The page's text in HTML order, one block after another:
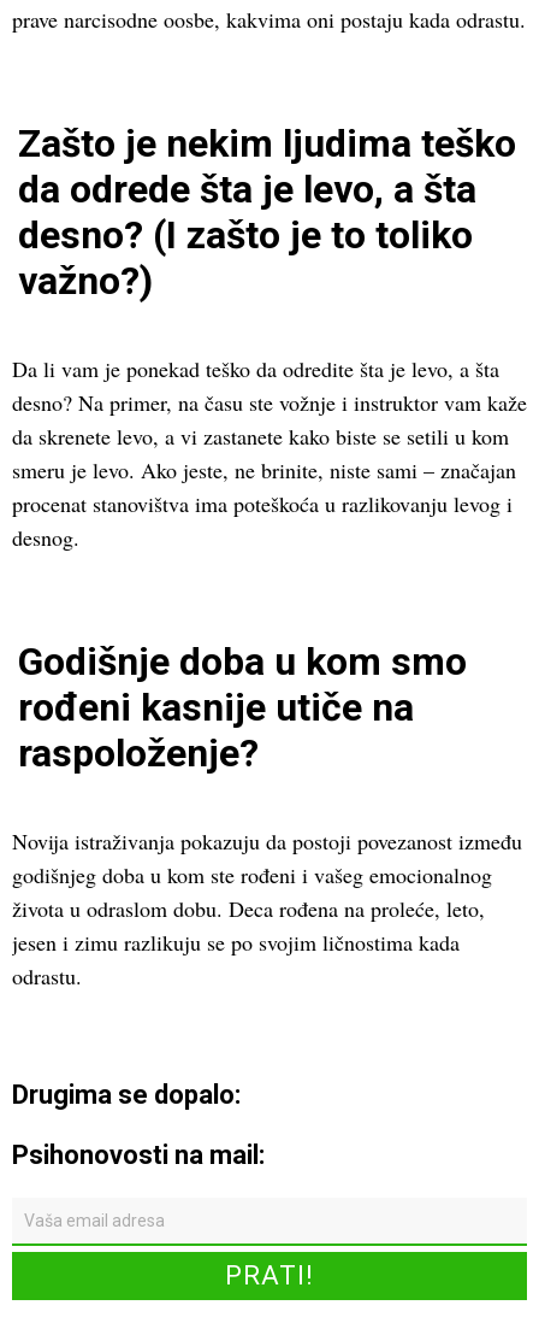
prave narcisodne oosbe, kakvima oni postaju kada odrastu.
Zašto je nekim ljudima teško
da odrede šta je levo, a šta
desno? (I zašto je to toliko
važno?)
Da li vam je ponekad teško da odredite šta je levo, a šta
desno? Na primer, na času ste vožnje i instruktor vam kaže
da skrenete levo, a vi zastanete kako biste se setili u kom
smeru je levo. Ako jeste, ne brinite, niste sami – značajan
procenat stanovištva ima poteškoća u razlikovanju levog i
desnog.
Godišnje doba u kom smo
rođeni kasnije utiče na
raspoloženje?
Novija istraživanja pokazuju da postoji povezanost između
godišnjeg doba u kom ste rođeni i vašeg emocionalnog
života u odraslom dobu. Deca rođena na proleće, leto,
jesen i zimu razlikuju se po svojim ličnostima kada
odrastu.
Drugima se dopalo:
Psihonovosti na mail: